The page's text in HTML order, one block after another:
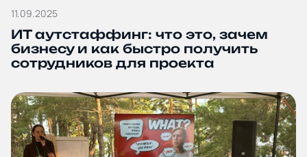
11.09.2025
ИТ аутстаффинг: что это, зачем
бизнесу и как быстро получить
сотрудников для проекта